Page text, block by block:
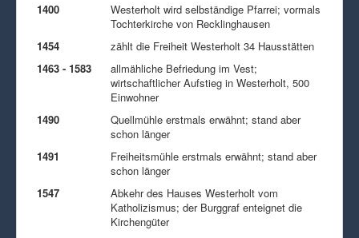
1400
Westerholt wird selbständige Pfarrei; vormals
Tochterkirche von Recklinghausen
1454
zählt die Freiheit Westerholt 34 Hausstätten
1463 - 1583
allmähliche Befriedung im Vest;
wirtschaftlicher Aufstieg in Westerholt, 500
Einwohner
1490
Quellmühle erstmals erwähnt; stand aber
schon länger
1491
Freiheitsmühle erstmals erwähnt; stand aber
schon länger
1547
Abkehr des Hauses Westerholt vom
Katholizismus; der Burggraf enteignet die
Kirchengüter